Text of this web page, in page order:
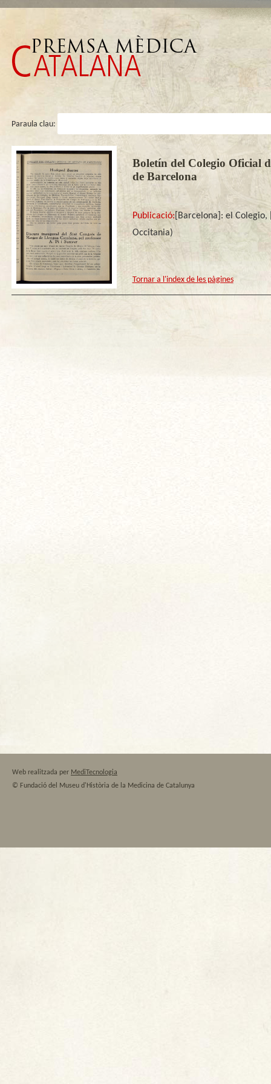
Paraula clau:
Boletín del Colegio Oficial
de Barcelona
Publicació: [Barcelona]: el
Occitania)
Tornar a l'index de les pàgines
Web realitzada per MediTecnologia
© Fundació del Museu d'Història de la Medicina de Catalunya